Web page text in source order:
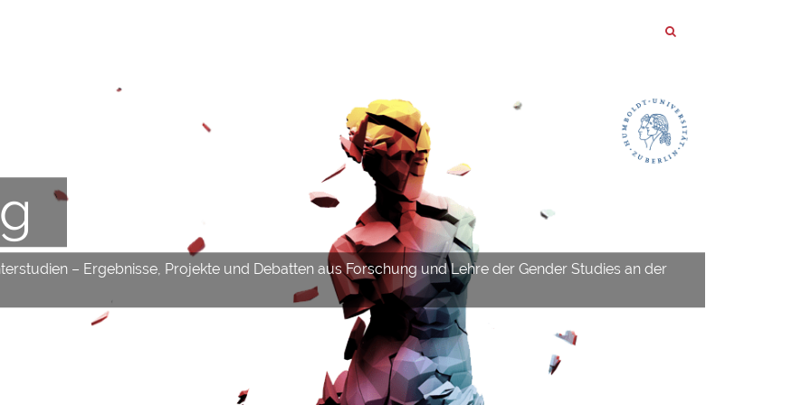
– Ergebnisse, Projekte und Debatten aus Forschung und Lehre der Gender Studies an der